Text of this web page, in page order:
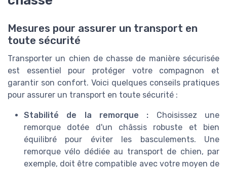
Mesures pour assurer un transport en
toute sécurité
Transporter un chien de chasse de manière sécurisée
est essentiel pour protéger votre compagnon et
garantir son confort. Voici quelques conseils pratiques
pour assurer un transport en toute sécurité :
Stabilité de la remorque : Choisissez une
remorque dotée d'un châssis robuste et bien
équilibré pour éviter les basculements. Une
remorque vélo dédiée au transport de chien, par
exemple, doit être compatible avec votre moyen de